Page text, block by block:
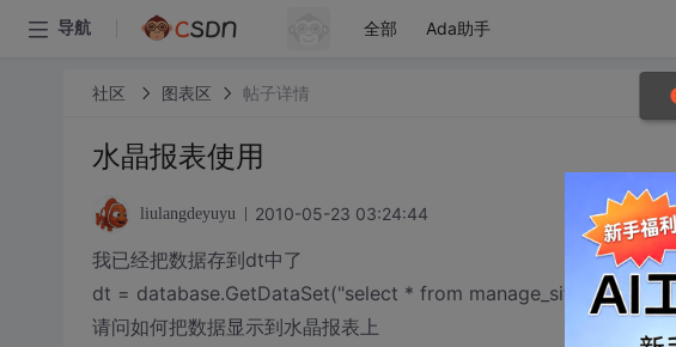
导航 全部 Ada助手
社区 图表区 帖子详情
水晶报表使用
liulangdeyuyu 2010-05-23 03:24:44
我已经把数据存到dt中了
dt = database.GetDataSet("select * from manage_site");
请问如何把数据显示到水晶报表上